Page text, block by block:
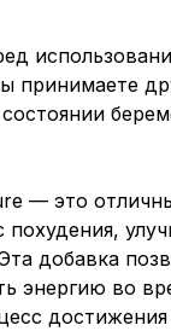
принимаете
— это
похудения,
добавка
энергию во